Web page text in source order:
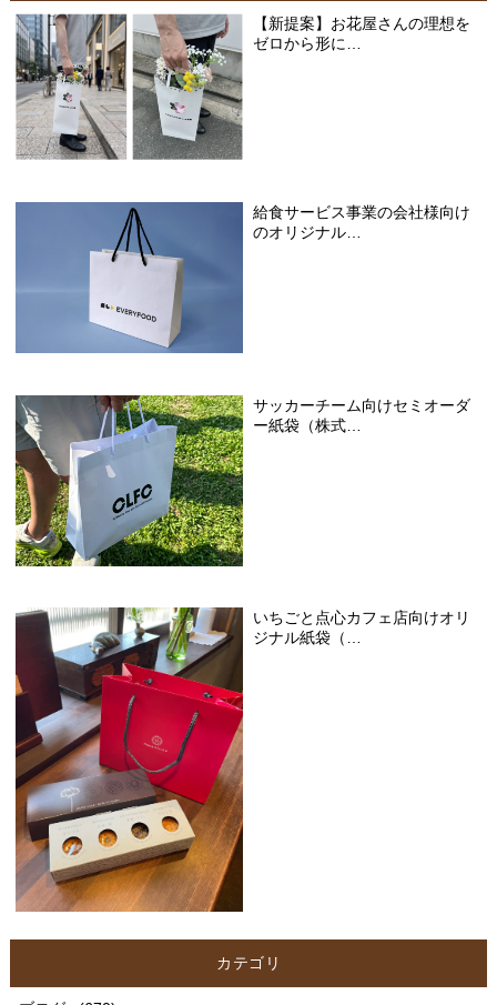
【新提案】お花屋さんの理想を
ゼロから形に…
給食サービス事業の会社様向け
のオリジナル…
サッカーチーム向けセミオーダ
ー紙袋（株式…
いちごと点心カフェ店向けオリ
ジナル紙袋（…
カテゴリ